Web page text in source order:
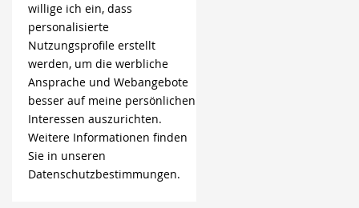
willige ich ein, dass
personalisierte
Nutzungsprofile erstellt
werden, um die werbliche
Ansprache und Webangebote
besser auf meine persönlichen
Interessen auszurichten.
Weitere Informationen finden
Sie in unseren
Datenschutzbestimmungen.